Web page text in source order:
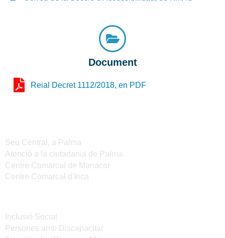
Document
Reial Decret 1112/2018, en PDF
Seu Central, a Palma
Atenció a la ciutadania de Palma
Centre Comarcal de Manacor
Centre Comarcal d'Inca
Inclusió Social
Persones amb Discapacitat